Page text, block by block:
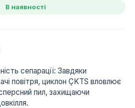
В наявності
сепарації: Завдяки
повітря, циклон ÇKTS вловлює
пил, захищаючи